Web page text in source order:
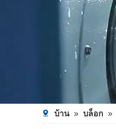
บ้าน » บล็อก »